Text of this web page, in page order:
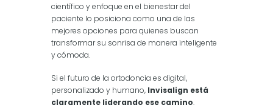
científico y enfoque en el bienestar del
paciente lo posiciona como una de las
mejores opciones para quienes buscan
transformar su sonrisa de manera inteligente
y cómoda.
Si el futuro de la ortodoncia es digital,
personalizado y humano, Invisalign está
claramente liderando ese camino.